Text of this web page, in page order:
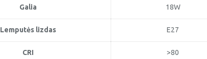
Galia 18W
Lemputės lizdas E27
CRI >80